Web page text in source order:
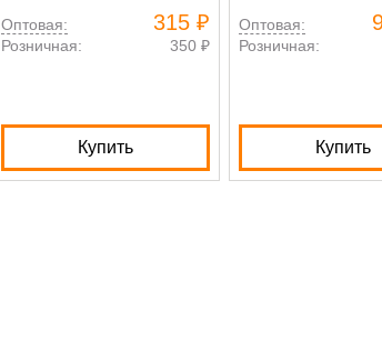
Оптовая:
315 ₽
Розничная: 350 ₽
Купить
Оптовая:
Розничная:
Купить